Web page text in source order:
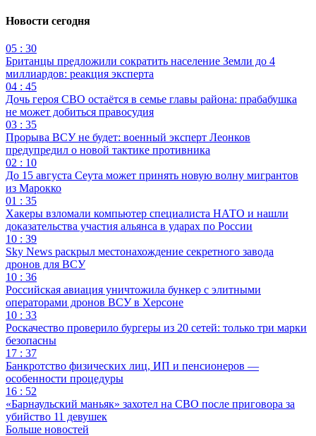
Новости сегодня
05 : 30
Британцы предложили сократить население Земли до 4
миллиардов: реакция эксперта
04 : 45
Дочь героя СВО остаётся в семье главы района: прабабушка
не может добиться правосудия
03 : 35
Прорыва ВСУ не будет: военный эксперт Леонков
предупредил о новой тактике противника
02 : 10
До 15 августа Сеута может принять новую волну мигрантов
из Марокко
01 : 35
Хакеры взломали компьютер специалиста НАТО и нашли
доказательства участия альянса в ударах по России
10 : 39
Sky News раскрыл местонахождение секретного завода
дронов для ВСУ
10 : 36
Российская авиация уничтожила бункер с элитными
операторами дронов ВСУ в Херсоне
10 : 33
Роскачество проверило бургеры из 20 сетей: только три марки
безопасны
17 : 37
Банкротство физических лиц, ИП и пенсионеров —
особенности процедуры
16 : 52
«Барнаульский маньяк» захотел на СВО после приговора за
убийство 11 девушек
Больше новостей